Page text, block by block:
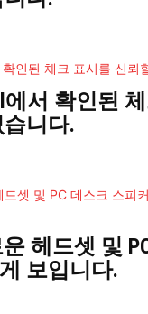
에서 확인된
니다.
운 헤드셋 및
보입니다.